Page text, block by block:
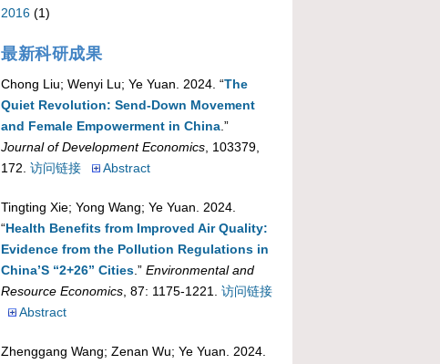
2016 (1)
最新科研成果
Chong Liu; Wenyi Lu; Ye Yuan . 2024. “The
Quiet Revolution: Send-Down Movement
and Female Empowerment in China .”
Journal of Development Economics , 103379,
172. 访问链接 Abstract
Tingting Xie; Yong Wang; Ye Yuan . 2024.
“Health Benefits from Improved Air Quality:
Evidence from the Pollution Regulations in
China’S “2+26” Cities .” Environmental and
Resource Economics , 87: 1175-1221. 访问链接
Abstract
Zhenggang Wang; Zenan Wu; Ye Yuan . 2024.